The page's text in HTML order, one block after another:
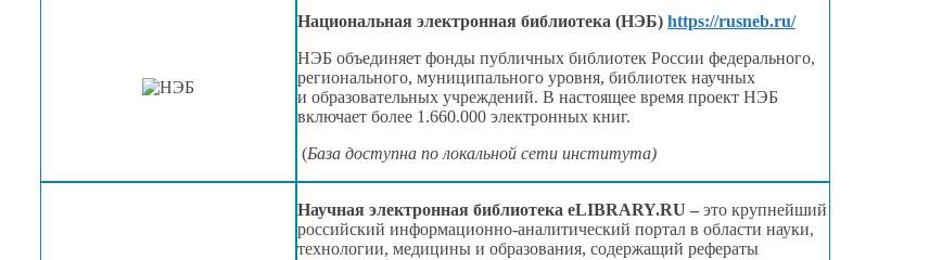
Национальная электронная библиотека (НЭБ) https://rusneb.ru/
НЭБ объединяет фонды публичных библиотек России федерального,
регионального, муниципального уровня, библиотек научных
и образовательных учреждений. В настоящее время проект НЭБ
включает более 1.660.000 электронных книг.
(База доступна по локальной сети института)
Научная электронная библиотека eLIBRARY.RU – это крупнейший
российский информационно-аналитический портал в области науки,
технологии, медицины и образования, содержащий рефераты